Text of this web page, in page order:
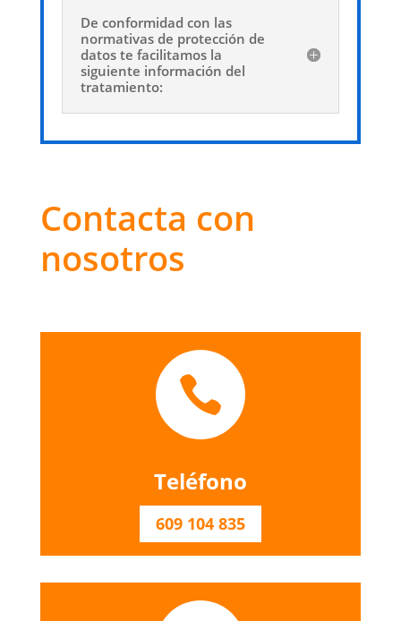
De conformidad con las
normativas de protección de
datos te facilitamos la
siguiente información del
tratamiento:
Contacta con
nosotros

Teléfono
609 104 835